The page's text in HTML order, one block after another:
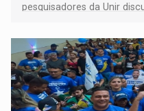
pesquisadores da Unir
memória como bússola